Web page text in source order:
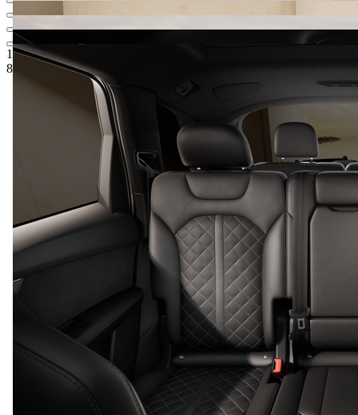
115 461,69 € 225 823,44 лв.
87 500,00 € 171 135,13 лв.